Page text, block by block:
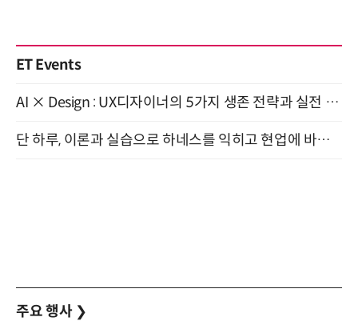
ET Events
AI × Design : UX디자이너의 5가지 생존 전략과 실전 대응 8월 28일 개최
단 하루, 이론과 실습으로 하네스를 익히고 현업에 바로 쓰는 핸즈온 워크숍 (8/20)
주요 행사 ❯